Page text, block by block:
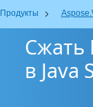
Продукты
Сжать
в Java